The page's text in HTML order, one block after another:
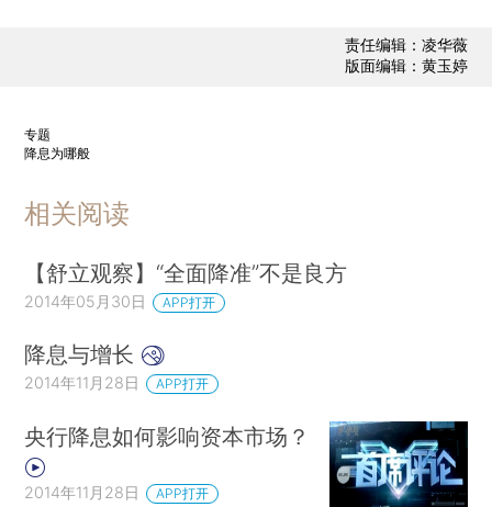
责任编辑：凌华薇
版面编辑：黄玉婷
专题
降息为哪般
相关阅读
【舒立观察】“全面降准”不是良方
2014年05月30日 APP打开
降息与增长
2014年11月28日 APP打开
央行降息如何影响资本市场？
2014年11月28日 APP打开